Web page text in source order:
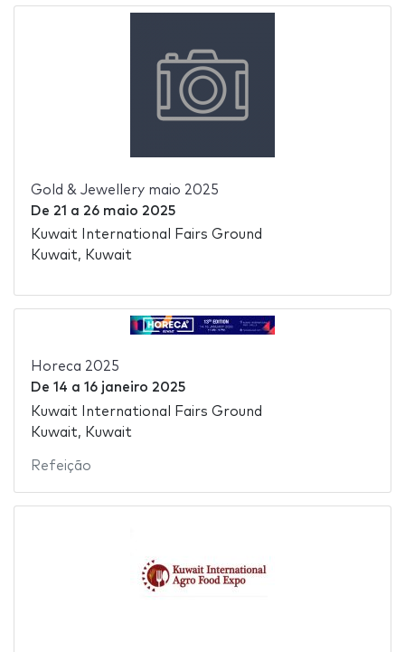
Gold & Jewellery maio 2025
De 21 a 26 maio 2025
Kuwait International Fairs Ground
Kuwait, Kuwait
Horeca 2025
De 14 a 16 janeiro 2025
Kuwait International Fairs Ground
Kuwait, Kuwait
Refeição